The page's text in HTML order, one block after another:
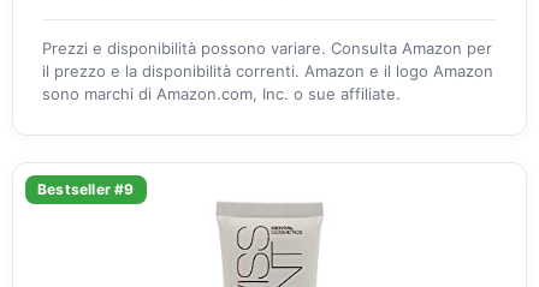
Prezzi e disponibilità possono variare. Consulta Amazon per
il prezzo e la disponibilità correnti. Amazon e il logo Amazon
sono marchi di Amazon.com, Inc. o sue affiliate.
Bestseller #9